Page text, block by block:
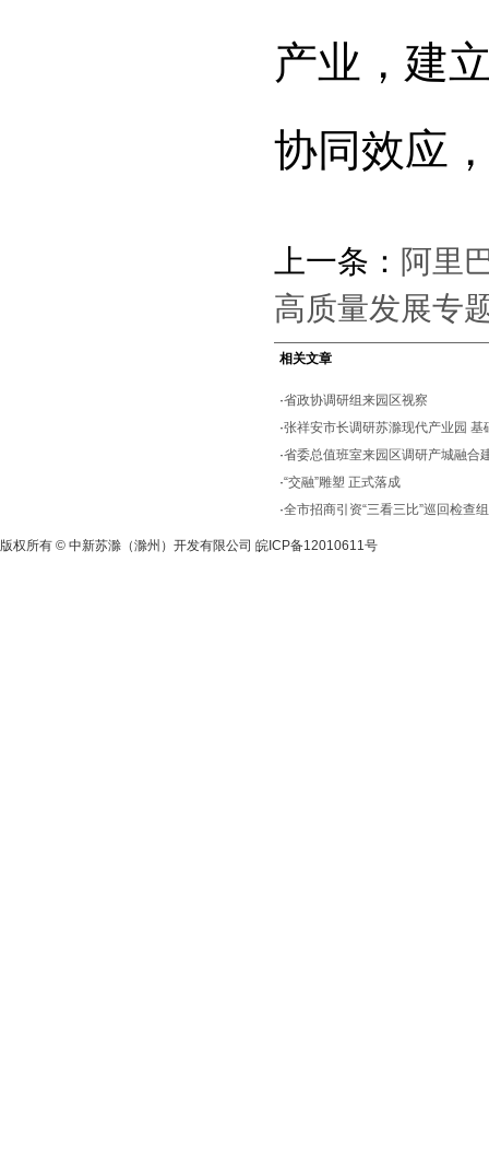
产业，建
协同效应
上一条： 阿里
高质量发展专
相关文章
·省政协调研组来园区视察
·张祥安市长调研苏滁现代产业园 基
·省委总值班室来园区调研产城融合
·“交融”雕塑 正式落成
·全市招商引资“三看三比”巡回检查
版权所有 © 中新苏滁（滁州）开发有限公司 皖ICP备12010611号